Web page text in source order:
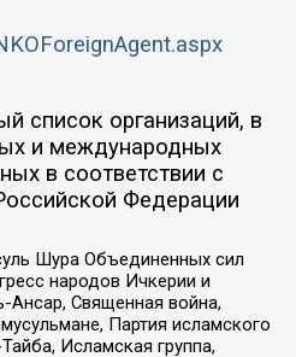
список организаций, в
и международных
в соответствии с
Федерации
Шура Объединенных сил
народов Ичкерии и
Ансар, Священная война,
Партия исламского
Исламская группа,